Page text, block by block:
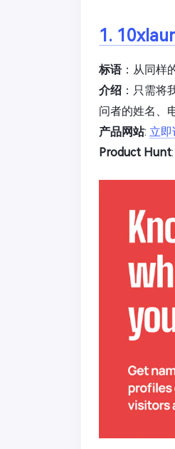
1.
标语：从同样
介绍 ：只需
问者的姓名、
产品网站: 立即
Product Hunt: